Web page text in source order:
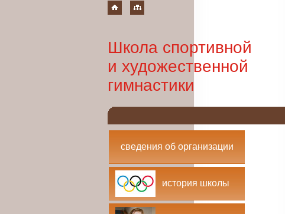
Школа спортивной
и художественной
гимнастики
сведения об организации
история школы